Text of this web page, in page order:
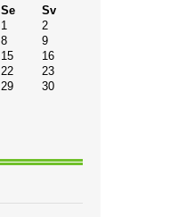
Se
Sv
1
2
8
9
15
16
22
23
29
30